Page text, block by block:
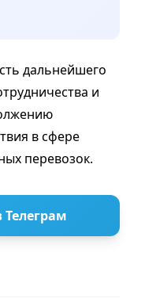
дальнейшего
и
в сфере
перевозок.